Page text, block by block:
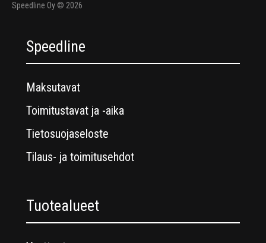
Speedline Oy © 2026
Speedline
Maksutavat
Toimitustavat ja -aika
Tietosuojaseloste
Tilaus- ja toimitusehdot
Tuotealueet